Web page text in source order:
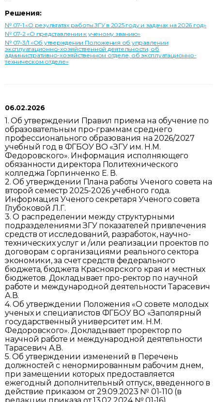
Решения:
№ 07-1 «О результатах работы ЗГУ в 2025 году и задачах на 2026 год»
№ 07-2 «О представлении к ученому званию»
№ 07-3/1 «Об утверждении Положения об управлении
эксплуатационно-хозяйственной деятельности, об
административно-хозяйственном отделе, об эксплуатационно-
техническом отделе»
06.02.2026
1. Об утверждении Правил приема на обучение по
образовательным про-граммам среднего
профессионального образования на 2026/2027
учебный год в ФГБОУ ВО «ЗГУ им. Н.М.
Федоровского». Информация исполняющего
обязанности директора Политехнического
колледжа Горпинченко Е. В.
2. Об утверждении Плана работы Ученого совета на
второй семестр 2025-2026 учебного года.
Информация Ученого секретаря Ученого совета
Глубоковой Л.Г.
3. О распределении между структурными
подразделениями ЗГУ показателей привлечения
средств от исследований, разработок, научно-
технических услуг и /или реализации проектов по
договорам с организациями реального сектора
экономики, за счет средств федерального
бюджета, бюджета Красноярского края и местных
бюджетов. Докладывает про-ректор по научной
работе и международной деятельности Тарасевич
А.В.
4. Об утверждении Положения «О совете молодых
ученых и специалистов ФГБОУ ВО «Заполярный
государственный университет им. Н.М.
Федоровского». Докладывает проректор по
научной работе и международной деятельности
Тарасевич А.В.
5. Об утверждении изменений в Перечень
должностей с ненормированным рабочим днем,
при замещении которых предоставляется
ежегодный дополнительный отпуск, введенного в
действие приказом от 29.09.2023 № 01-110 (в